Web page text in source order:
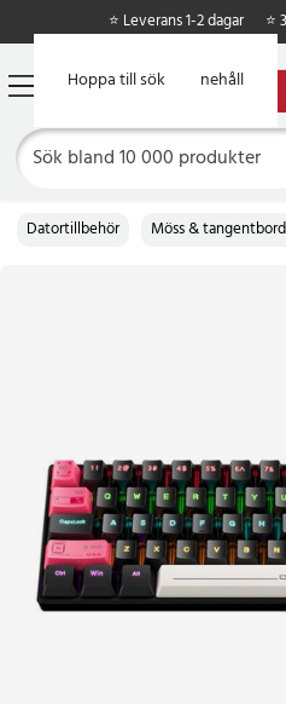
Hoppa till huvudinnehåll
Hoppa till sök
⭐ Leverans 1-2 dagar ⭐
Datortillbehör Möss & tangentbord